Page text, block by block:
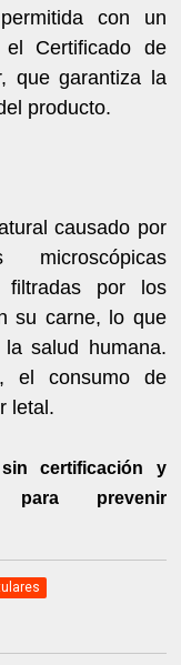
con un
Certificado de
que garantiza la
producto.
causado por
filtradas por los
su carne, lo que
salud humana.
el consumo de
letal.
certificación y
para prevenir